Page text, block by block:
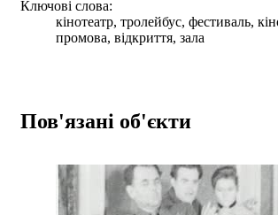
Ключові слова:
кінотеатр, тролейбус, фестиваль,
промова, відкриття, зала
Пов'язані об'єкти